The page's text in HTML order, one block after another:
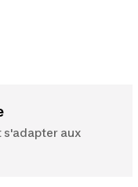
s'adapter aux